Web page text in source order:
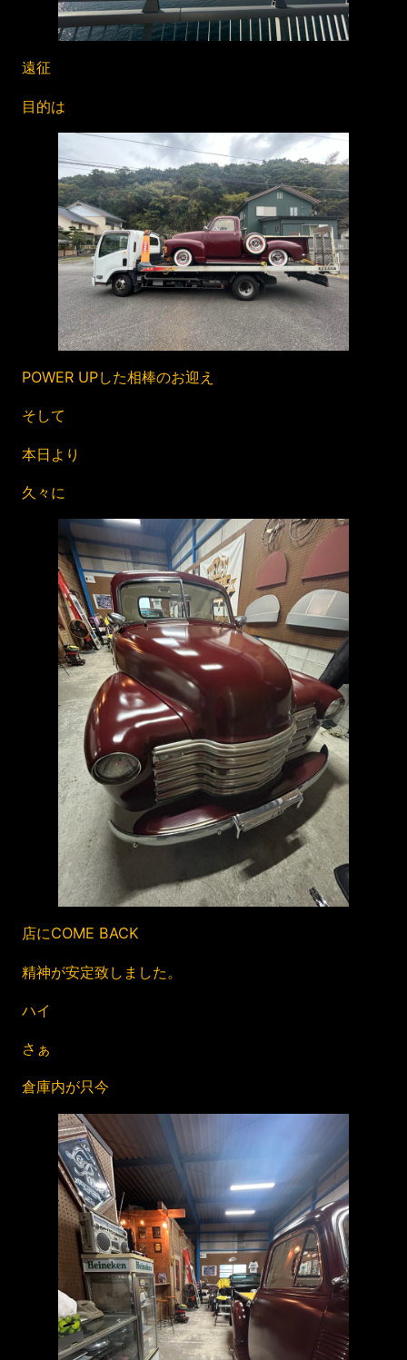
遠征
目的は
POWER UPした相棒のお迎え
そして
本日より
久々に
店にCOME BACK
精神が安定致しました。
ハイ
さぁ
倉庫内が只今